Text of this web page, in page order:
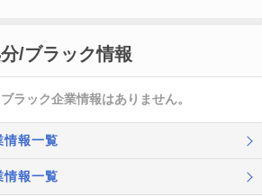
/ブラック情報
ラック企業情報はありません。
情報一覧
情報一覧